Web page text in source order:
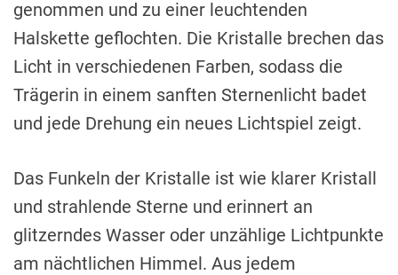
genommen und zu einer leuchtenden
Halskette geflochten. Die Kristalle brechen das
Licht in verschiedenen Farben, sodass die
Trägerin in einem sanften Sternenlicht badet
und jede Drehung ein neues Lichtspiel zeigt.
Das Funkeln der Kristalle ist wie klarer Kristall
und strahlende Sterne und erinnert an
glitzerndes Wasser oder unzählige Lichtpunkte
am nächtlichen Himmel. Aus jedem